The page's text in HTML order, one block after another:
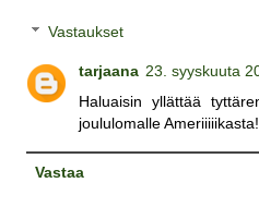
Vastaukset
tarjaana 23. syyskuuta
Haluaisin yllättää
joululomalle Ameriiiiikasta!
Vastaa